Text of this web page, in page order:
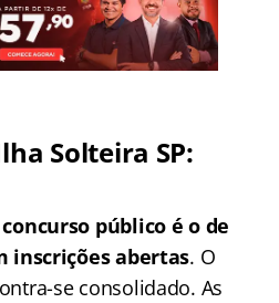
Solteira SP:
público é o de
inscrições abertas. O
se consolidado. As